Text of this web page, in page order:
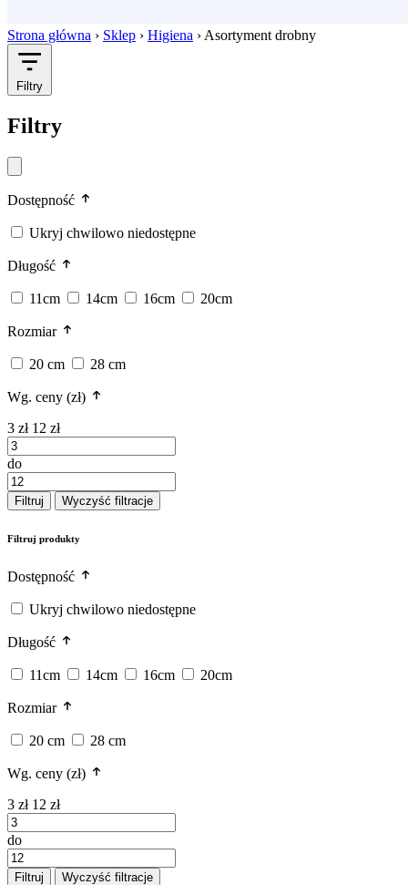
Strona główna › Sklep › Higiena › Asortyment drobny
Filtry
Filtry
Dostępność
Ukryj chwilowo niedostępne
Długość
11cm 14cm 16cm 20cm
Rozmiar
20 cm 28 cm
Wg. ceny (zł)
3 zł 12 zł
do
Filtruj Wyczyść filtracje
Filtruj produkty
Dostępność
Ukryj chwilowo niedostępne
Długość
11cm 14cm 16cm 20cm
Rozmiar
20 cm 28 cm
Wg. ceny (zł)
3 zł 12 zł
do
Filtruj Wyczyść filtracje